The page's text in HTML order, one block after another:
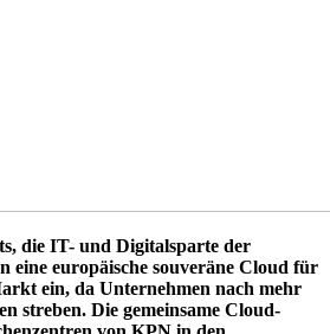
die IT- und Digitalsparte der
eine europäische souveräne Cloud für
ein, da Unternehmen nach mehr
streben. Die gemeinsame Cloud-